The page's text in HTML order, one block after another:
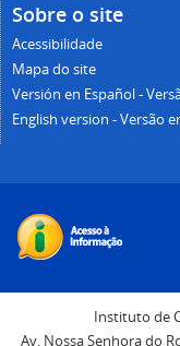
Sobre o site
Acessibilidade
Mapa do site
Versión en Español -
English version - Versão
Instituto de
Av. Nossa Senhora do